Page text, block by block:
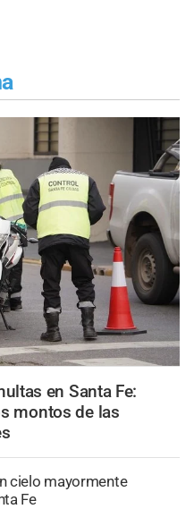
en Santa Fe:
montos de las
cielo mayormente
Fe